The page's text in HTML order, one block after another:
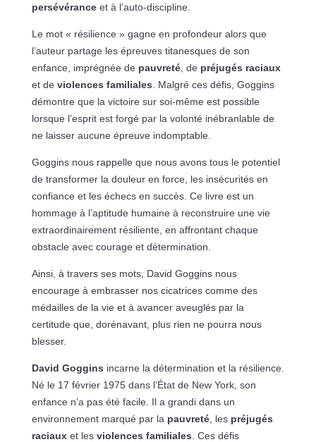
persévéranceet à l’auto-discipline.
Le mot « résilience » gagne en profondeur alors que
l’auteur partage les épreuves titanesques de son
enfance, imprégnée de pauvreté, de préjugés raciaux
et de violences familiales . Malgré ces défis, Goggins
démontre que la victoire sur soi-même est possible
lorsque l’esprit est forgé par la volonté inébranlable de
ne laisser aucune épreuve indomptable.
Goggins nous rappelle que nous avons tous le potentiel
de transformer la douleur en force, les insécurités en
confiance et les échecs en succès. Ce livre est un
hommage à l’aptitude humaine à reconstruire une vie
extraordinairement résiliente, en affrontant chaque
obstacle avec courage et détermination.
Ainsi, à travers ses mots, David Goggins nous
encourage à embrasser nos cicatrices comme des
médailles de la vie et à avancer aveuglés par la
certitude que, dorénavant, plus rien ne pourra nous
blesser.
David Goggins incarne la détermination et la résilience.
Né le 17 février 1975 dans l’État de New York, son
enfance n’a pas été facile. Il a grandi dans un
environnement marqué par la pauvreté, les préjugés
raciauxet les violences familiales . Ces défis